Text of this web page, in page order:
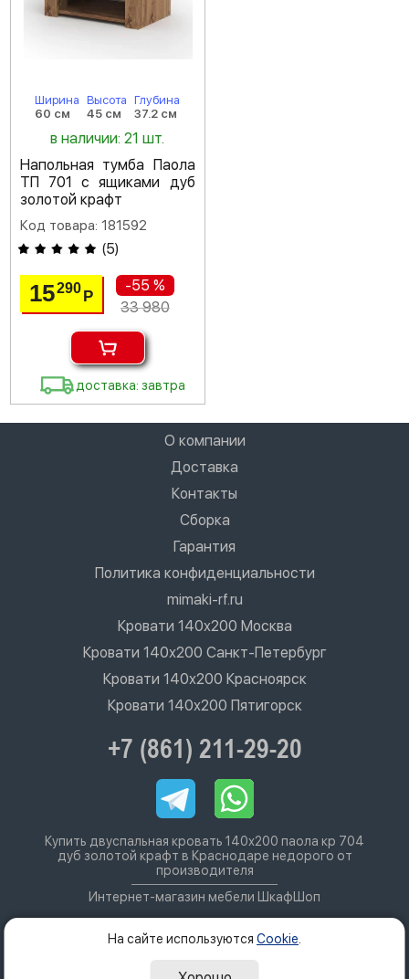
Ширина
60 см
Высота
45 см
Глубина
37.2 см
в наличии: 21 шт.
Напольная тумба Паола
ТП 701 с ящиками дуб
золотой крафт
Код товара: 181592
(5)
15290Р
-55 %
33 980
доставка: завтра
О компании
Доставка
Контакты
Сборка
Гарантия
Политика конфиденциальности
mimaki-rf.ru
Кровати 140х200 Москва
Кровати 140х200 Санкт-Петербург
Кровати 140х200 Красноярск
Кровати 140х200 Пятигорск
+7 (861) 211-29-20
Купить двуспальная кровать 140х200 паола кр 704
дуб золотой крафт в Краснодаре недорого от
производителя
Интернет-магазин мебели ШкафШоп
На сайте используются Cookie